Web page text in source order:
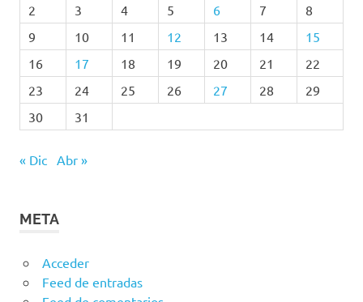
2
3 4 5 6 7
8
9
10 11 12 13 14
15
16
17 18 19 20 21
22
23
24 25 26 27 28
29
30
31
« Dic Abr »
META
Acceder
Feed de entradas